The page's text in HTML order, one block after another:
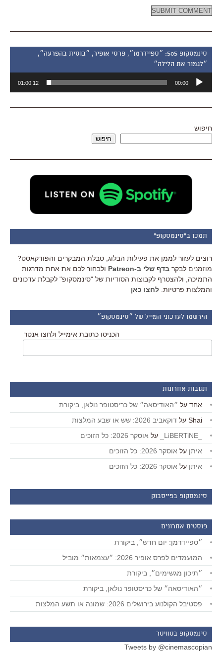
סינמסקופ 505: ״ספיידרמן״, פרסי אופיר, ״בוסית בהפרעה״,
״לגמור את הלילה״
אודיו
00:00
01:00:12
חיפוש
חיפוש
תמכו ב"סינמסקופ"
רוצים לעזור לממן את פעילות הבלוג, טבלת המבקרים והפודקאסט?
מוזמנים לבקר בדף שלי ב-Patreon
ולבחור לכם את אחת מדרגות
התמיכה, ולהצטרף לקבוצות הסודיות של "סינמסקופ" לקבלת עדכונים
והמלצות פרטיות. לחצו כאן
הירשמו לעדכוני המייל של ״סינמסקופ״
הכניסו כתובת אימייל ולחצו אנטר
תגובות אחרונות
אחד על ״האודיסאה״ של כריסטופר נולאן, ביקורת
Shai על דוקאביב 2026: שש או שבע המלצות
על אוסקר 2026: כל הזוכים
איתן על אוסקר 2026: כל הזוכים
איתן על אוסקר 2026: כל הזוכים
סינמסקופ בפייסבוק
פוסטים אחרונים
״ספיידרמן: יום חדש״, ביקורת
המועמדים לפרס אופיר 2026: ״עצמאות״ מוביל
״תיכון מגשימים״, ביקורת
״האודיסאה״ של כריסטופר נולאן, ביקורת
פסטיבל הקולנוע בירושלים 2026: שמונה או תשע המלצות
סינמסקופ בטוויטר
Tweets by @cinemascopian